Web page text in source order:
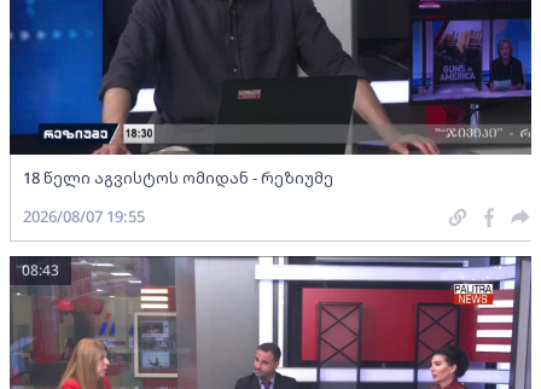
18 წელი აგვისტოს ომიდან - რეზიუმე
2026/08/07 19:55
08:43